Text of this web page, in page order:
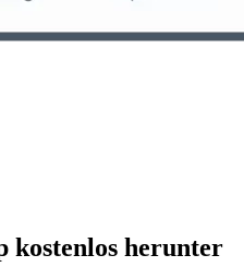
kostenlos herunter